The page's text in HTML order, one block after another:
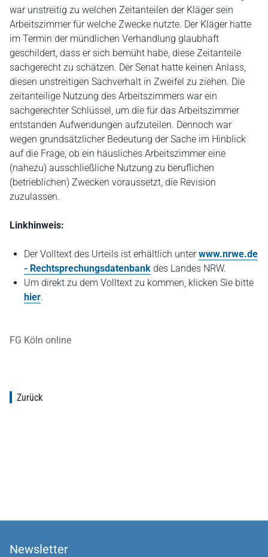
war unstreitig zu welchen Zeitanteilen der Kläger sein
Arbeitszimmer für welche Zwecke nutzte. Der Kläger hatte
im Termin der mündlichen Verhandlung glaubhaft
geschildert, dass er sich bemüht habe, diese Zeitanteile
sachgerecht zu schätzen. Der Senat hatte keinen Anlass,
diesen unstreitigen Sachverhalt in Zweifel zu ziehen. Die
zeitanteilige Nutzung des Arbeitszimmers war ein
sachgerechter Schlüssel, um die für das Arbeitszimmer
entstanden Aufwendungen aufzuteilen. Dennoch war
wegen grundsätzlicher Bedeutung der Sache im Hinblick
auf die Frage, ob ein häusliches Arbeitszimmer eine
(nahezu) ausschließliche Nutzung zu beruflichen
(betrieblichen) Zwecken voraussetzt, die Revision
zuzulassen.
Linkhinweis:
Der Volltext des Urteils ist erhältlich unterwww.nrwe.de
- Rechtsprechungsdatenbank des Landes NRW.
Um direkt zu dem Volltext zu kommen, klicken Sie bitte
hier.
FG Köln online
Zurück
Newsletter